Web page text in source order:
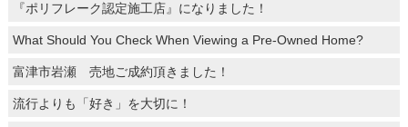
『ポリフレーク認定施工店』になりました！
What Should You Check When Viewing a Pre-Owned Home?
富津市岩瀬 売地ご成約頂きました！
流行よりも「好き」を大切に！